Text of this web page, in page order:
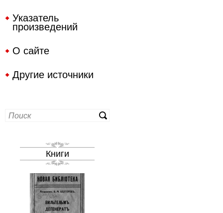
Указатель
произведений
О сайте
Другие источники
Книги